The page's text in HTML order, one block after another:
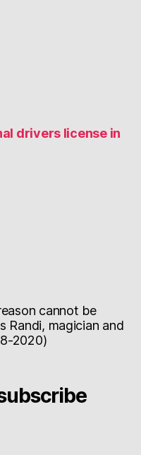
drivers license in
cannot be
Randi, magician and
2020)